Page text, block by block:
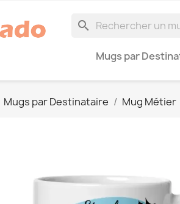
search
Mugs par
Mugs par Destinataire Mug Métier